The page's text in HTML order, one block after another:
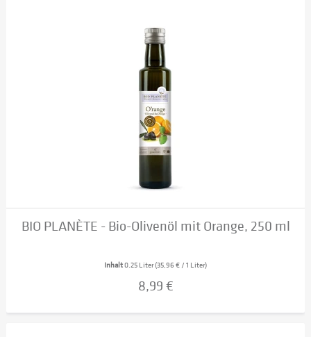
BIO PLANÈTE - Bio-Olivenöl mit Orange, 250 ml
Inhalt0.25 Liter(35,96 € / 1 Liter)
8,99 €